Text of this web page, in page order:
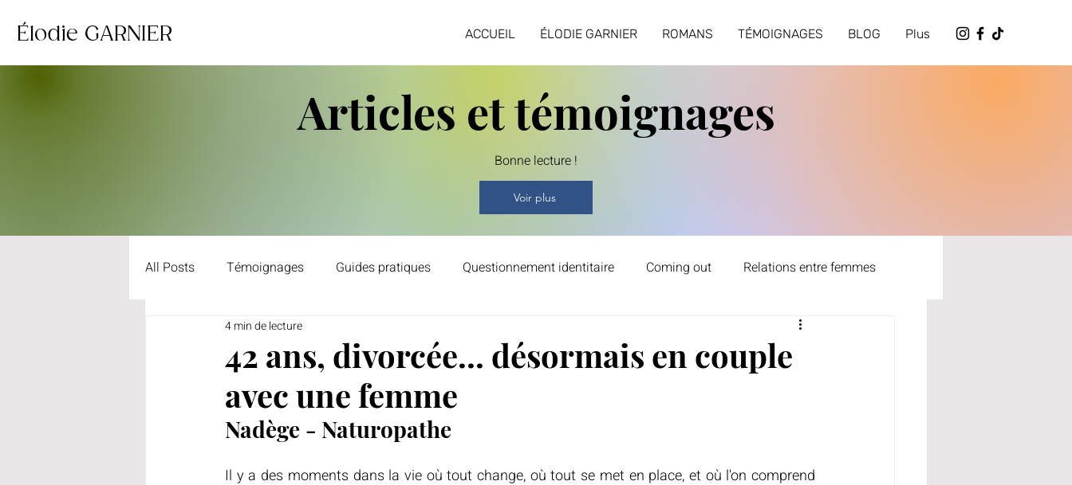
Élodie GARNIER ACCUEIL ÉLODIE GARNIER ROMANS TÉMOIGNAGES BLOG Plus
Articles et témoignages
Bonne lecture !
Voir plus
All Posts Témoignages Guides pratiques Questionnement identitaire Coming out Relations entre femmes
Divorce et séparation
Homosexualité et religion
42 ans, divorcée... désormais en couple
avec une femme
4 min de lecture
Nadège - Naturopathe
Il y a des moments dans la vie où tout change, où tout se met en place, et où l'on comprend